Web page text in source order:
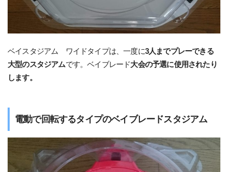
ベイスタジアム ワイドタイプは、一度に3人までプレーできる
大型のスタジアムです。ベイブレード大会の予選に使用されたり
します。
電動で回転するタイプのベイブレードスタジアム